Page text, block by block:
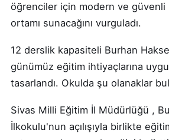
öğrenciler için modern ve güvenli
ortamı sunacağını vurguladı.
12 derslik kapasiteli Burhan
günümüz eğitim ihtiyaçlarına
tasarlandı. Okulda şu olanaklar
Sivas Milli Eğitim İl Müdürlüğü ,
İlkokulu'nun açılışıyla birlikte